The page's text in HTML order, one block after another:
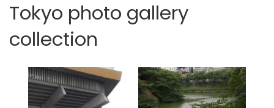
Tokyo photo gallery
collection